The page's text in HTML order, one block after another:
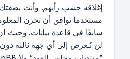
إغلاقه حسب رأيهم. وأنت
مستخدما توافق أن تخزن
سابقًا في قاعدة بيانات. وحيث
لن تُـعرض إلى أي جهة ثالثة